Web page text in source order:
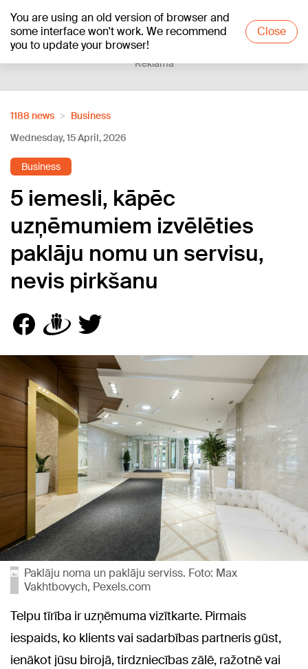
You are using an old version of browser and
some interface won't work. We recommend
you to update your browser!
Close
+19°C
Reklāma
1188 news
Business
Wednesday, 15 April, 2026
Business
5 iemesli, kāpēc
uzņēmumiem izvēlēties
paklāju nomu un servisu,
nevis pirkšanu
Paklāju noma un paklāju serviss. Foto: Max
Vakhtbovych, Pexels.com
Telpu tīrība ir uzņēmuma vizītkarte. Pirmais
iespaids, ko klients vai sadarbības partneris gūst,
ienākot jūsu birojā, tirdzniecības zālē, ražotnē vai